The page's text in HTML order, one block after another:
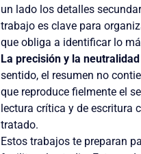
un lado los detalles
trabajo es clave para
que obliga a identificar lo
La precisión y la neutralidad
sentido, el resumen no
que reproduce fielmente el
lectura crítica y de escritura
tratado.
Estos trabajos te preparan